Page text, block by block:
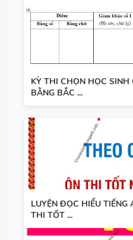
KỲ THI CHỌN HỌC
BẰNG BẮC ...
LUYỆN ĐỌC HIỂU
THI TỐT ...